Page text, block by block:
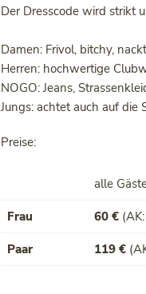
Der Dresscode wird strikt
Damen: Frivol, bitchy,
Herren: hochwertige
NOGO: Jeans,
Jungs: achtet auch auf die
Preise:
alle
Frau
60 €
Paar
119 €